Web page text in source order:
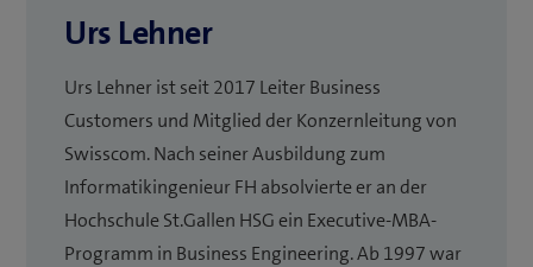
Urs Lehner
Urs Lehner ist seit 2017 Leiter Business
Customers und Mitglied der Konzernleitung von
Swisscom. Nach seiner Ausbildung zum
Informatikingenieur FH absolvierte er an der
Hochschule St.Gallen HSG ein Executive-MBA-
Programm in Business Engineering. Ab 1997 war